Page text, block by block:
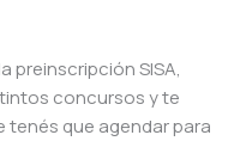
preinscripción SISA,
concursos y te
tenés que agendar para